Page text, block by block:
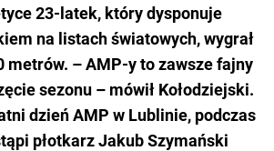
23-latek, który dysponuje
na listach światowych, wygrał
metrów. – AMP-y to zawsze fajny
sezonu – mówił Kołodziejski.
dzień AMP w Lublinie, podczas
płotkarz Jakub Szymański